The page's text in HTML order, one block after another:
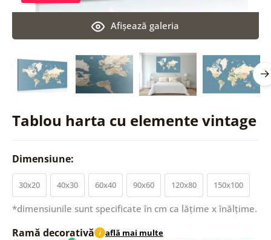
Tablou harta cu elemente vintage
Afişează galeria
Dimensiune:
30x20 40x30 60x40 90x60 120x80 150x100
*dimensiunile sunt specificate în cm ca lățime x înălțime.
Ramă decorativă i află mai multe